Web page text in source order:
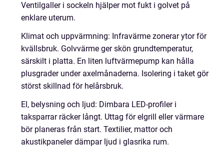
Ventilgaller i sockeln hjälper mot fukt i golvet på
enklare uterum.
Klimat och uppvärmning: Infravärme zonerar ytor för
kvällsbruk. Golvvärme ger skön grundtemperatur,
särskilt i platta. En liten luftvärmepump kan hålla
plusgrader under axelmånaderna. Isolering i taket gör
störst skillnad för helårsbruk.
El, belysning och ljud: Dimbara LED-profiler i
taksparrar räcker långt. Uttag för elgrill eller värmare
bör planeras från start. Textilier, mattor och
akustikpaneler dämpar ljud i glasrika rum.